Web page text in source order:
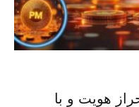
هویت و با